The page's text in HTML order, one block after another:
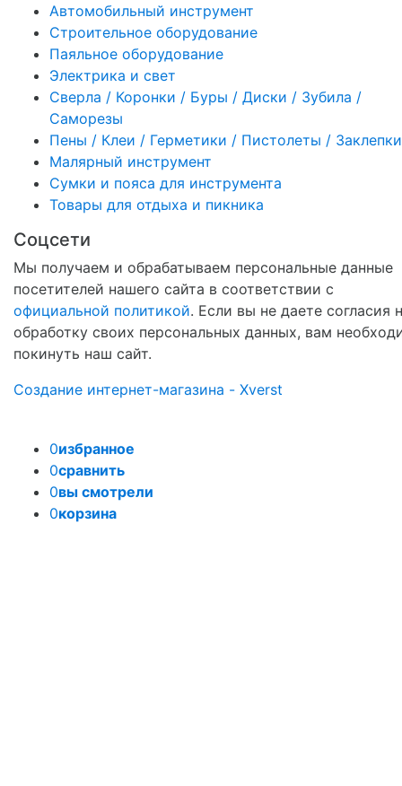
Автомобильный инструмент
Строительное оборудование
Паяльное оборудование
Электрика и свет
Сверла / Коронки / Буры / Диски / Зубила /
Саморезы
Пены / Клеи / Герметики / Пистолеты / Заклепки
Малярный инструмент
Сумки и пояса для инструмента
Товары для отдыха и пикника
Соцсети
Мы получаем и обрабатываем персональные данные
посетителей нашего сайта в соответствии с
официальной политикой. Если вы не даете согласия
обработку своих персональных данных, вам
покинуть наш сайт.
Создание интернет-магазина - Xverst
0избранное
0сравнить
0вы смотрели
0корзина